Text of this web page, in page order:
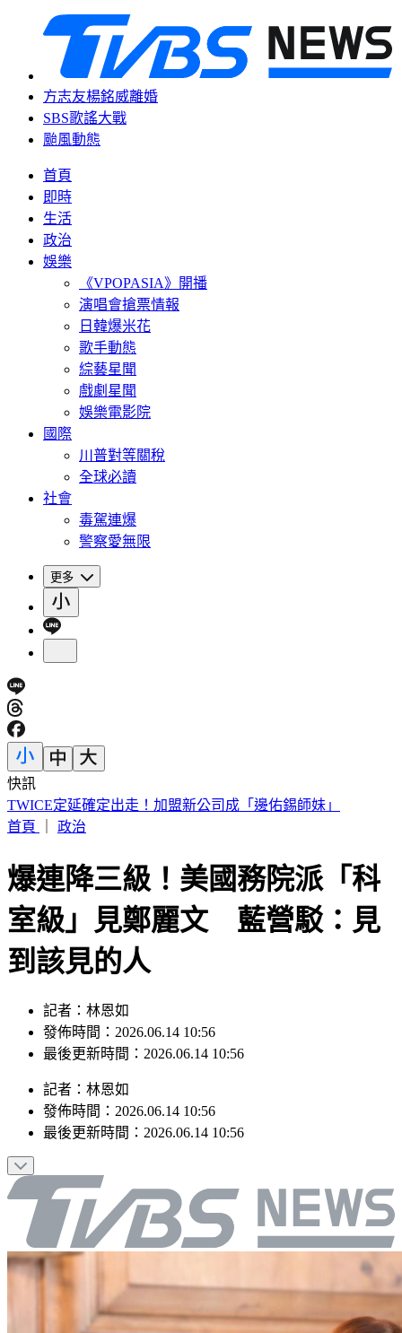
方志友楊銘威離婚
SBS歌謠大戰
颱風動態
首頁
即時
生活
政治
娛樂
《VPOPASIA》開播
演唱會搶票情報
日韓爆米花
歌手動態
綜藝星聞
戲劇星聞
娛樂電影院
國際
川普對等關稅
全球必讀
社會
毒駕連爆
警察愛無限
更多
快訊
快訊／蔣市府人事異動！發言人李政軒請辭
首頁
政治
爆連降三級！美國務院派「科
室級」見鄭麗文 藍營駁：見
到該見的人
記者：林恩如
發佈時間：2026.06.14 10:56
最後更新時間：2026.06.14 10:56
記者 ： 林恩如
發佈時間： 2026.06.14 10:56
最後更新時間： 2026.06.14 10:56